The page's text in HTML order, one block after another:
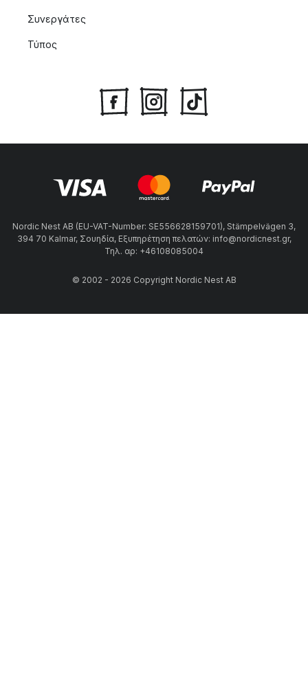
Συνεργάτες
Τύπος
Nordic Nest AB (EU-VAT-Number: SE556628159701), Stämpelvägen 3,
394 70 Kalmar, Σουηδία, Εξυπηρέτηση πελατών: info@nordicnest.gr,
Τηλ. αρ: +46108085004
© 2002 - 2026 Copyright Nordic Nest AB